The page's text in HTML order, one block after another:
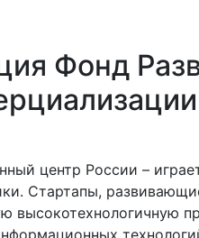
Фонд
центр России –
Стартапы,
высокотехнологичную